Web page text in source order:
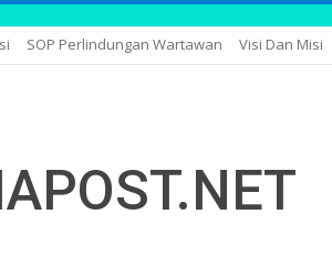
SOP Perlindungan Wartawan Visi Dan Misi